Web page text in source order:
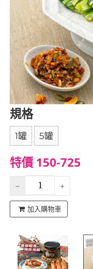
規格
1罐 5罐
特價 150-725
加入購物車